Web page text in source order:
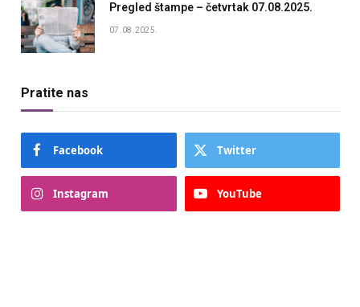
Pregled štampe – četvrtak 07.08.2025.
07.08.2025.
Pratite nas
Facebook Twitter
Instagram YouTube